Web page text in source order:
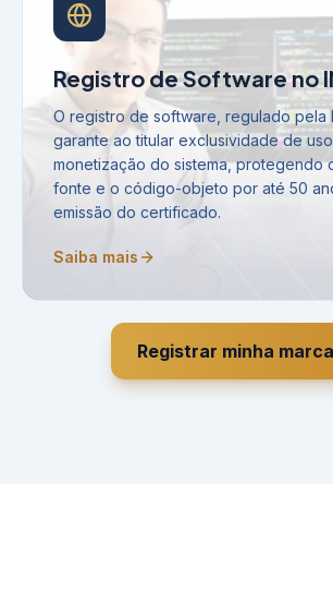
Registro de Software no
O registro de software, regulado pela
garante ao titular exclusividade de
monetização do sistema, protegendo
fonte e o código-objeto por até 50
emissão do certificado.
Saiba mais
Registrar minha marca